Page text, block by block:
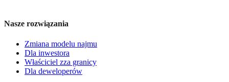
Nasze rozwiązania
Zmiana modelu najmu
Dla inwestora
Właściciel zza granicy
Dla deweloperów